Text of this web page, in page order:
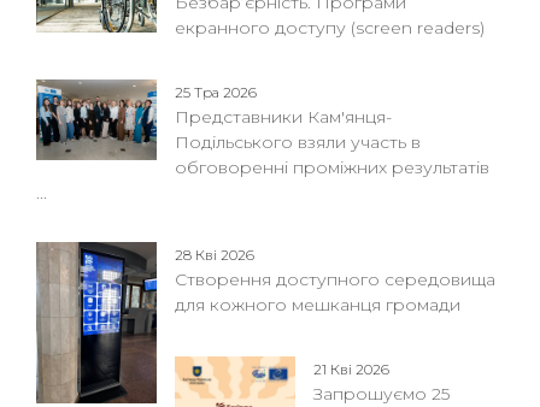
екранного доступу (screen readers)
25 Тра 2026
Представники Кам'янця-
Подільського взяли участь в
обговоренні проміжних результатів
...
28 Кві 2026
Створення доступного середовища
для кожного мешканця громади
21 Кві 2026
Запрошуємо 25